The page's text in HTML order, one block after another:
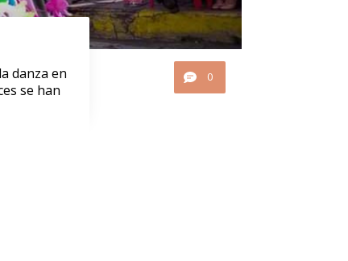
danza en
se han
0